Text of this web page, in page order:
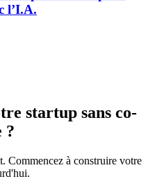
l’I.A.
startup sans co-
?
Commencez à construire votre